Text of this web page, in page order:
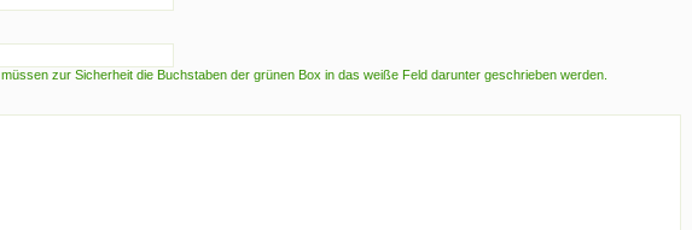
zur Sicherheit die Buchstaben der grünen Box in das weiße Feld darunter geschrieben werden.